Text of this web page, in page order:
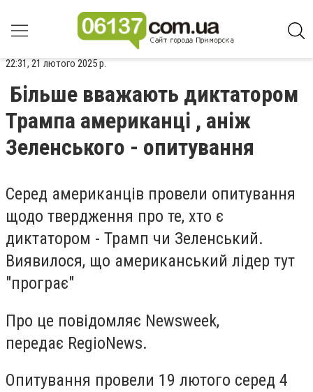
22:31, 21 лютого 2025 р.
Більше вважають диктатором
Трампа американці , аніж
Зеленського - опитування
Серед американців провели опитування
щодо твердження про те, хто є
диктатором - Трамп чи Зеленський.
Виявилося, що американський лідер тут
"програє"
Про це повідомляє Newsweek,
передає RegioNews.
Опитування провели 19 лютого серед 4